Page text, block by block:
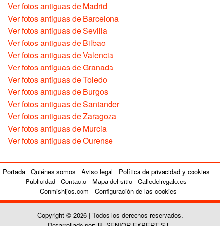
Ver fotos antiguas de Madrid
Ver fotos antiguas de Barcelona
Ver fotos antiguas de Sevilla
Ver fotos antiguas de Bilbao
Ver fotos antiguas de Valencia
Ver fotos antiguas de Granada
Ver fotos antiguas de Toledo
Ver fotos antiguas de Burgos
Ver fotos antiguas de Santander
Ver fotos antiguas de Zaragoza
Ver fotos antiguas de Murcia
Ver fotos antiguas de Ourense
Portada Quiénes somos Aviso legal
Política de privacidad y cookies
Publicidad
Contacto Mapa del sitio
Calledelregalo.es
Conmishijos.com
Configuración de las cookies
Copyright © 2026 | Todos los derechos reservados.